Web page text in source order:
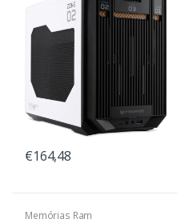
€164,48
Memórias Ram